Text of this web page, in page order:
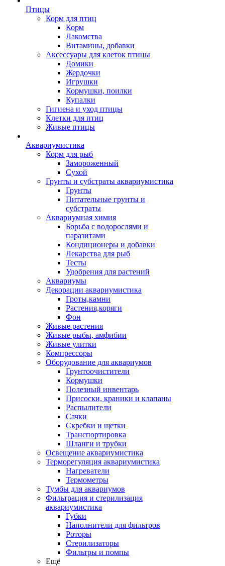
Птицы
Корм для птиц
Корм
Лакомства
Витамины, добавки
Аксессуары для клеток птицы
Домики
Жердочки
Игрушки
Кормушки, поилки
Купалки
Гигиена и уход птицы
Клетки для птиц
Живые птицы
Аквариумистика
Корм для рыб
Замороженный
Сухой
Грунты и субстраты аквариумистика
Грунты
Питательные грунты и
субстраты
Аквариумная химия
Борьба с водорослями и
паразитами
Кондиционеры и добавки
Лекарства для рыб
Тесты
Удобрения для растений
Аквариумы
Декорации аквариумистика
Гроты,камни
Растения,коряги
Фон
Живые растения
Живые рыбы, амфибии
Живые улитки
Компрессоры
Оборудование для аквариумов
Грунтоочистители
Кормушки
Полезный инвентарь
Присоски, краники и клапаны
Распылители
Сачки
Скребки и щетки
Транспортировка
Шланги и трубки
Освещение аквариумистика
Терморегуляция аквариумистика
Нагреватели
Термометры
Тумбы для аквариумов
Фильтрация и стерилизация
аквариумистика
Губки
Наполнители для фильтров
Роторы
Стерилизаторы
Фильтры и помпы
Ещё